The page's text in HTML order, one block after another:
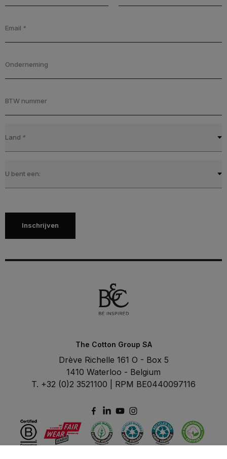
Email *
Onderneming
BTW nummer
Land *
U bent een:
Inschrijven
The Cotton Group SA
Drève Richelle 161 O - Box 5
1410 Waterloo - Belgium
T. +32 (0)2 3521100 | RPM BE0440097116